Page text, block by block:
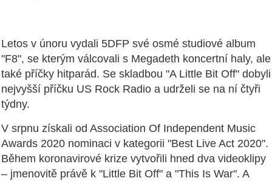
Letos v únoru vydali 5DFP své osmé studiové album
"F8", se kterým válcovali s Megadeth koncertní haly, ale
také příčky hitparád. Se skladbou "A Little Bit Off" dobyli
nejvyšší příčku US Rock Radio a udrželi se na ní čtyři
týdny.
V srpnu získali od Association Of Independent Music
Awards 2020 nominaci v kategorii "Best Live Act 2020".
Během koronavirové krize vytvořili hned dva videoklipy
– jmenovitě právě k "Little Bit Off" a "This Is War". A